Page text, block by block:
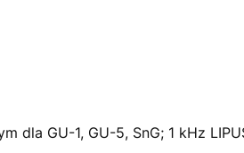
dla GU-1, GU-5, SnG; 1 kHz